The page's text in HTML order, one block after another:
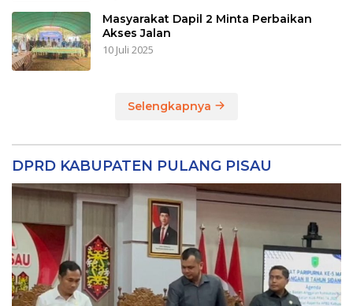
Masyarakat Dapil 2 Minta Perbaikan
Akses Jalan
10 Juli 2025
Selengkapnya
DPRD KABUPATEN PULANG PISAU